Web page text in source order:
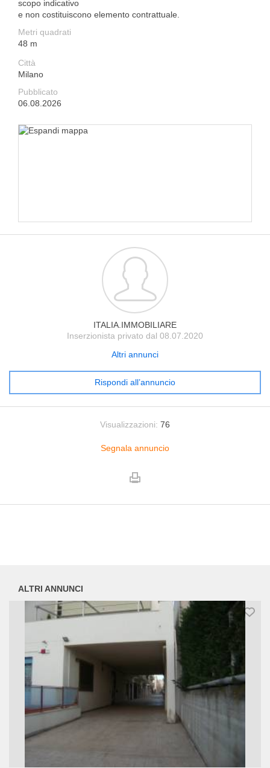
scopo indicativo
e non costituiscono elemento contrattuale.
Metri quadrati
48 m
Città
Milano
Pubblicato
06.08.2026
ITALIA.IMMOBILIARE
Inserzionista privato dal 08.07.2020
Altri annunci
Rispondi all’annuncio
Visualizzazioni: 76
Segnala annuncio
ALTRI ANNUNCI